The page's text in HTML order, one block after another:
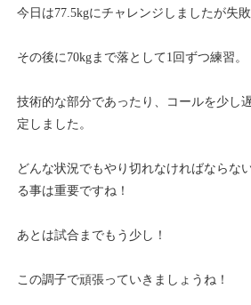
今日は77.5kgにチャレンジしましたが失
その後に70kgまで落として1回ずつ練習。
技術的な部分であったり、コールを少し
定しました。
どんな状況でもやり切れなければならな
る事は重要ですね！
あとは試合までもう少し！
この調子で頑張っていきましょうね！